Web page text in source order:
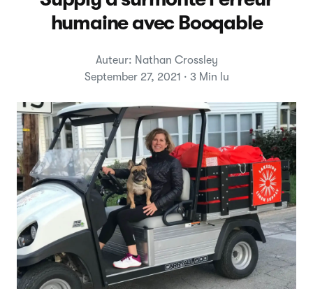
humaine avec Booqable
Auteur: Nathan Crossley
September 27, 2021 · 3 Min lu